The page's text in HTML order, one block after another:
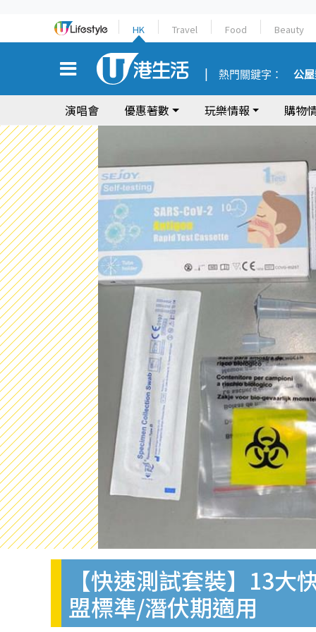
HK Travel Food Beauty
熱門關鍵字： 公
演唱會 優惠著數 玩樂情報 購物
【快速測試套裝】13
盟標準/潛伏期適用